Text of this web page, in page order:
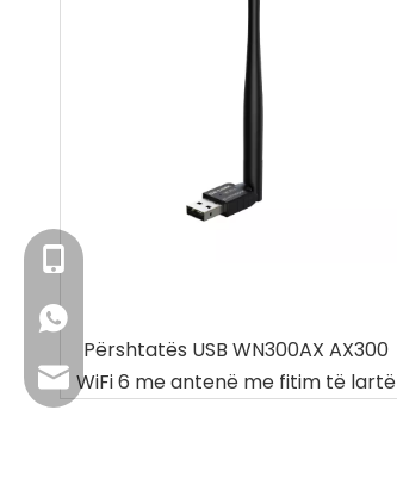
Përshtatës USB WN300AX AX300
WiFi 6 me antenë me fitim të lartë
Email-i i biznesit: sales@lb-link.com